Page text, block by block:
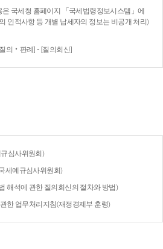
국세청 홈페이지 「국세법령정보시스템」에
인적사항 등 개별 납세자의 정보는 비공개 처리)
의‧판례] - [질의회신]
심사위원회)
세예규심사위원회)
해석에 관한 질의회신의 절차와 방법)
한 업무처리지침(재정경제부 훈령)